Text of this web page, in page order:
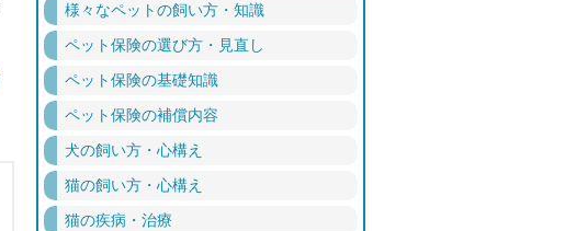
様々なペットの飼い方・知識
ペット保険の選び方・見直し
ペット保険の基礎知識
ペット保険の補償内容
犬の飼い方・心構え
猫の飼い方・心構え
猫の疾病・治療